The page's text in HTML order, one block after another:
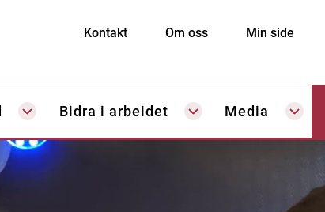
Kontakt Om oss Min side
Bidra i arbeidet Media